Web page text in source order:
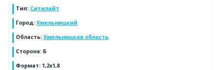
Тип: Ситилайт
Город: Хмельницкий
Область: Хмельницкая область
Сторона: Б
Формат: 1,2х1,8